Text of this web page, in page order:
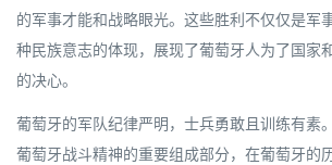
的军事才能和战略眼光。这些胜利不仅仅是军
种民族意志的体现，展现了葡萄牙人为了国家
的决心。
葡萄牙的军队纪律严明，士兵勇敢且训练有素
葡萄牙战斗精神的重要组成部分，在葡萄牙的